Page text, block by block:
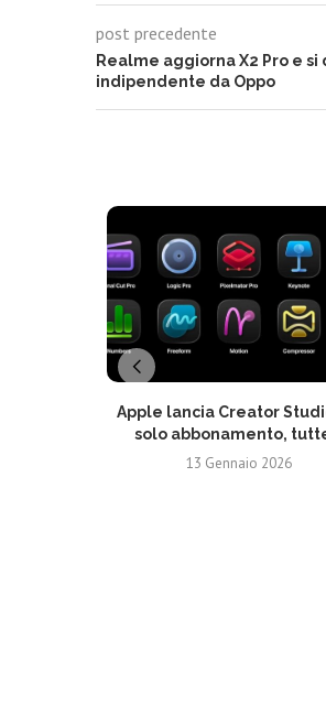
post precedente
Realme aggiorna X2 Pro e si
indipendente da Oppo
Apple lancia Creator
solo abbonamento,
13 Gennaio 2026